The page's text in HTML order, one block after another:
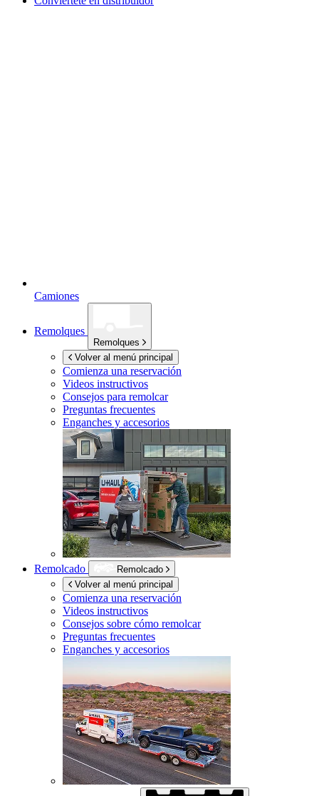
Camiones
Remolques
Remolques
Volver al menú principal
Comienza una reservación
Videos instructivos
Consejos para remolcar
Preguntas frecuentes
Enganches y accesorios
Remolcado
Remolcado
Volver al menú principal
Comienza una reservación
Videos instructivos
Consejos sobre cómo remolcar
Preguntas frecuentes
Enganches y accesorios